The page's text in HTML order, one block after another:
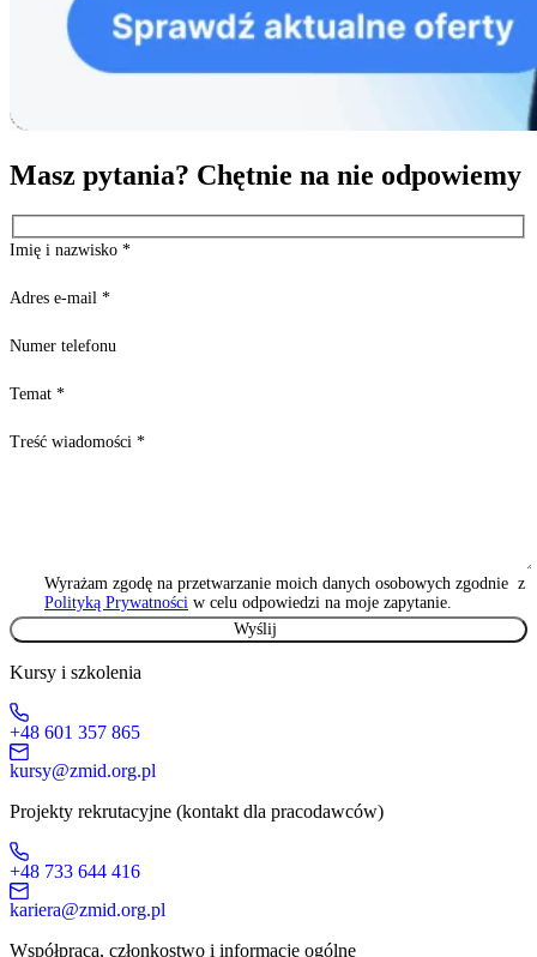
Masz pytania? Chętnie na nie odpowiemy
Imię i nazwisko *
Adres e-mail *
Numer telefonu
Temat *
Treść wiadomości *
Wyrażam zgodę na przetwarzanie moich danych osobowych zgodnie z
Polityką Prywatności w celu odpowiedzi na moje zapytanie.
Kursy i szkolenia
+48 601 357 865
kursy@zmid.org.pl
Projekty rekrutacyjne (kontakt dla pracodawców)
+48 733 644 416
kariera@zmid.org.pl
Współpraca, członkostwo i informacje ogólne